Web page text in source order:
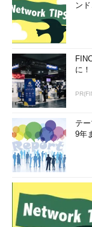
ン
に！
テ
9年